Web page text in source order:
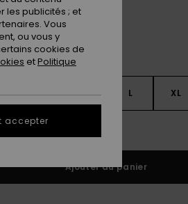
S M L XL
le Guide des tailles
Ajouter au panier
les publicités ; et
Vous
ou vous y
cookies de
etPolitique
accepter